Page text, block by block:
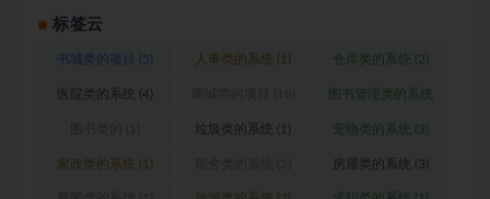
标签云
书城类的项目 (5) 人事类的系统 (1) 仓库类的系统 (2)
医院类的系统 (4) 图书管理类的系统
(1)
垃圾类的系统 (1) 宠物类的系统 (3)
家政类的系统 (1) 房屋类的系统 (3)